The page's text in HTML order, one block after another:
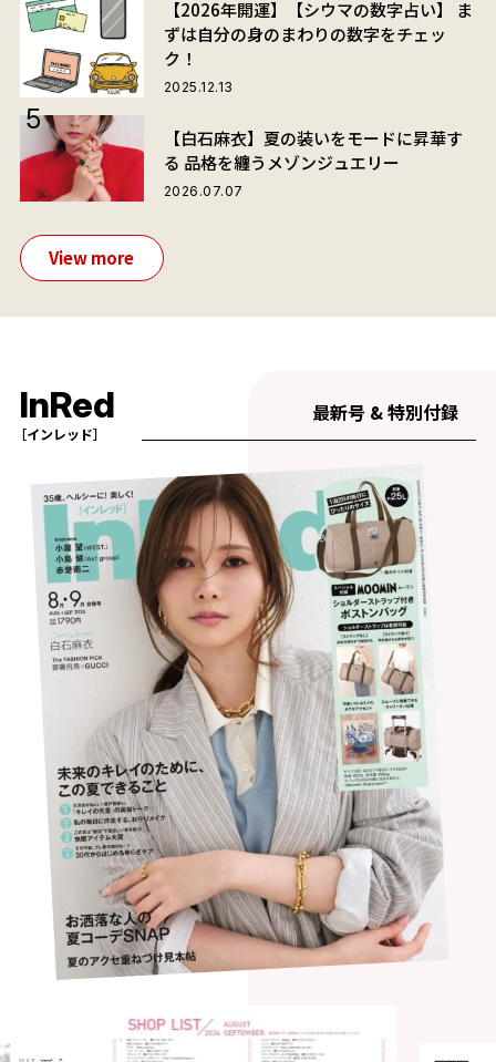
【2026年開運】【シウマの数字占い】 ま
ずは自分の身のまわりの数字をチェッ
ク！
2025.12.13
【白石麻衣】夏の装いをモードに昇華す
る 品格を纏うメゾンジュエリー
2026.07.07
View more
InRed
［インレッド］
最新号 & 特別付録